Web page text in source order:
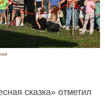
сказка» отметил